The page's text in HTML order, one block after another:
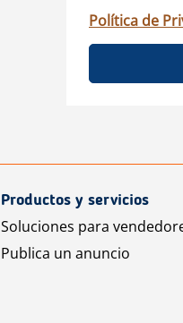
Política de
Productos y servicios
Soluciones para
Publica un anuncio